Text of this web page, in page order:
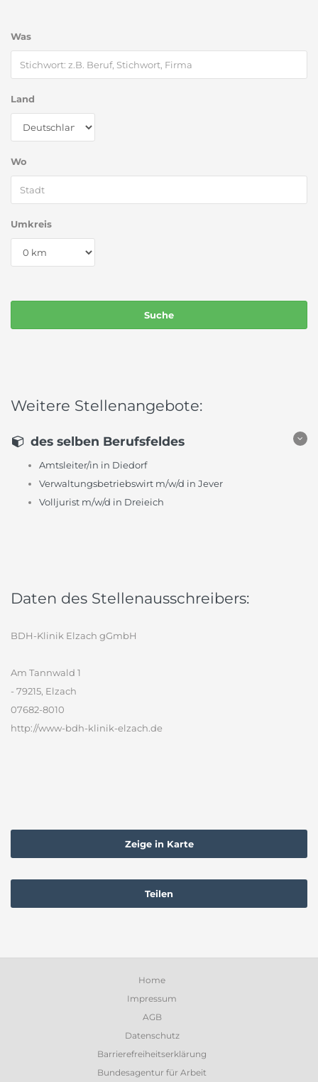
Was
Land
Wo
Umkreis
Weitere Stellenangebote:
des selben Berufsfeldes
Amtsleiter/in in Diedorf
Verwaltungsbetriebswirt m/w/d in Jever
Volljurist m/w/d in Dreieich
Daten des Stellenausschreibers:
BDH-Klinik Elzach gGmbH
Am Tannwald 1
- 79215, Elzach
07682-8010
http://www-bdh-klinik-elzach.de
Zeige in Karte
Teilen
Home
Impressum
AGB
Datenschutz
Barrierefreiheitserklärung
Bundesagentur für Arbeit